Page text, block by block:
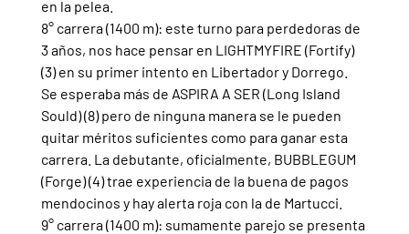
en la pelea.
8° carrera (1400 m): este turno para perdedoras de
3 años, nos hace pensar en LIGHTMYFIRE (Fortify)
(3) en su primer intento en Libertador y Dorrego.
Se esperaba más de ASPIRA A SER (Long Island
Sould) (8) pero de ninguna manera se le pueden
quitar méritos suficientes como para ganar esta
carrera. La debutante, oficialmente, BUBBLEGUM
(Forge) (4) trae experiencia de la buena de pagos
mendocinos y hay alerta roja con la de Martucci.
9° carrera (1400 m): sumamente parejo se presenta